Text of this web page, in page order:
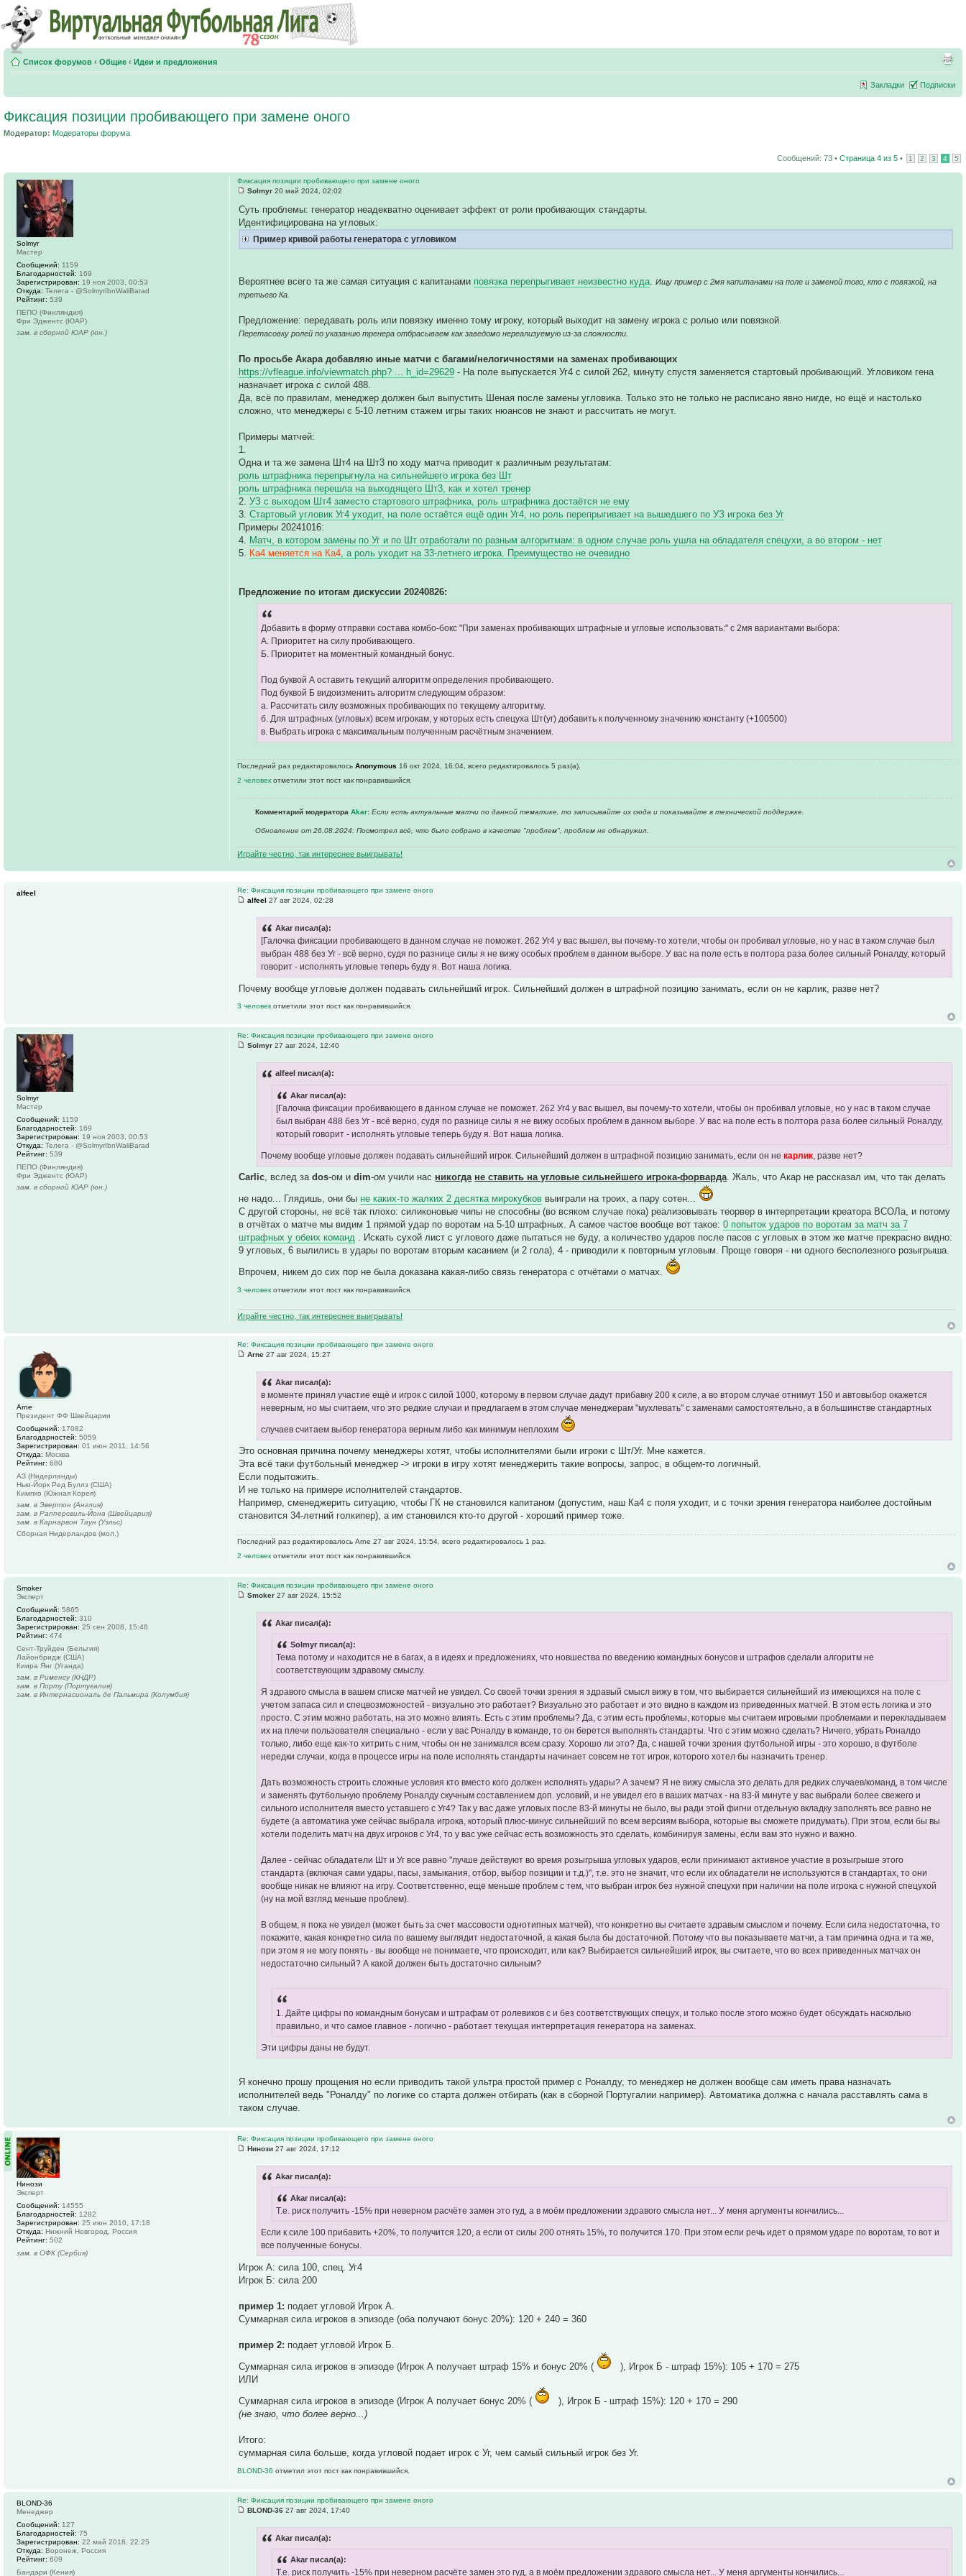
Список форумов ‹ Общие ‹ Идеи и предложения
Закладки Подписки
Фиксация позиции пробивающего при замене оного
Модератор: Модераторы форума
Сообщений: 73 • Страница 4 из 5 • 1 2 3 4 5
Фиксация позиции пробивающего при замене оного
Solmyr 20 май 2024, 02:02
Суть проблемы: генератор неадекватно оценивает эффект от роли пробивающих стандарты.
Идентифицирована на угловых:
Пример кривой работы генератора с угловиком
Вероятнее всего та же самая ситуация с капитанами повязка перепрыгивает неизвестно куда .Ищу пример с 2мя капитанами на поле и заменой того, кто с повязкой, на
третьего Ка.
Предложение: передавать роль или повязку именно тому игроку, который выходит на замену игрока с ролью или повязкой.
Перетасовку ролей по указанию тренера отбрасываем как заведомо нереализуемую из-за сложности.
По просьбе Акара добавляю иные матчи с багами/нелогичностями на заменах пробивающих
https://vfleague.info/viewmatch.php? ... h_id=29629 - На поле выпускается Уг4 с силой 262, минуту спустя заменяется стартовый пробивающий. Угловиком гена
назначает игрока с силой 488.
Да, всё по правилам, менеджер должен был выпустить Шеная после замены угловика. Только это не только не расписано явно нигде, но ещё и настолько
сложно, что менеджеры с 5-10 летним стажем игры таких нюансов не знают и рассчитать не могут.
Примеры матчей:
1.
Одна и та же замена Шт4 на Шт3 по ходу матча приводит к различным результатам:
роль штрафника перепрыгнула на сильнейшего игрока без Шт
роль штрафника перешла на выходящего Шт3, как и хотел тренер
2.УЗ с выходом Шт4 заместо стартового штрафника, роль штрафника достаётся не ему
3.Стартовый угловик Уг4 уходит, на поле остаётся ещё один Уг4, но роль перепрыгивает на вышедшего по УЗ игрока без Уг
Примеры 20241016:
4. Матч, в котором замены по Уг и по Шт отработали по разным алгоритмам: в одном случае роль ушла на обладателя спецухи, а во втором - нет
5. Ка4 меняется на Ка4 , а роль уходит на 33-летнего игрока. Преимущество не очевидно
Предложение по итогам дискуссии 20240826:
Добавить в форму отправки состава комбо-бокс "При заменах пробивающих штрафные и угловые использовать:" с 2мя вариантами выбора:
А. Приоритет на силу пробивающего.
Б. Приоритет на моментный командный бонус.
Под буквой А оставить текущий алгоритм определения пробивающего.
Под буквой Б видоизменить алгоритм следующим образом:
а. Рассчитать силу возможных пробивающих по текущему алгоритму.
б. Для штрафных (угловых) всем игрокам, у которых есть спецуха Шт(уг) добавить к полученному значению константу (+100500)
в. Выбрать игрока с максимальным полученным расчётным значением.
Последний раз редактировалосьAnonymous 16 окт 2024, 16:04, всего редактировалось 5 раз(а).
2 человекотметили этот пост как понравившийся.
Комментарий модератораAkar: Если есть актуальные матчи по данной тематике, то записывайте их сюда и показывайте в технической поддержке.
Обновление от 26.08.2024: Посмотрел всё, что было собрано в качестве "проблем", проблем не обнаружил.
Играйте честно, так интереснее выигрывать!
Solmyr
Мастер
Сообщений: 1159
Благодарностей: 169
Зарегистрирован: 19 ноя 2003, 00:53
Откуда: Телега - @SolmyrIbnWaliBarad
Рейтинг: 539
ПЕПО (Финляндия)
Фри Эджентс (ЮАР)
зам. в сборной ЮАР (юн.)
Re: Фиксация позиции пробивающего при замене оного
alfeel 27 авг 2024, 02:28
Akar писал(а):
[Галочка фиксации пробивающего в данном случае не поможет. 262 Уг4 у вас вышел, вы почему-то хотели, чтобы он пробивал угловые, но у нас в таком случае был
выбран 488 без Уг - всё верно, судя по разнице силы я не вижу особых проблем в данном выборе. У вас на поле есть в полтора раза более сильный Роналду, который
говорит - исполнять угловые теперь буду я. Вот наша логика.
Почему вообще угловые должен подавать сильнейший игрок. Сильнейший должен в штрафной позицию занимать, если он не карлик, разве нет?
3 человекотметили этот пост как понравившийся.
alfeel
Re: Фиксация позиции пробивающего при замене оного
Solmyr 27 авг 2024, 12:40
alfeel писал(а):
Akar писал(а):
[Галочка фиксации пробивающего в данном случае не поможет. 262 Уг4 у вас вышел, вы почему-то хотели, чтобы он пробивал угловые, но у нас в таком случае
был выбран 488 без Уг - всё верно, судя по разнице силы я не вижу особых проблем в данном выборе. У вас на поле есть в полтора раза более сильный Роналду,
который говорит - исполнять угловые теперь буду я. Вот наша логика.
Почему вообще угловые должен подавать сильнейший игрок. Сильнейший должен в штрафной позицию занимать, если он некарлик , разве нет?
Carlic , вслед заdos-ом иdim-ом учили нас никогда не ставить на угловые сильнейшего игрока-форварда . Жаль, что Акар не рассказал им, что так делать
не надо... Глядишь, они бы не каких-то жалких 2 десятка мирокубков выиграли на троих, а пару сотен...
С другой стороны, не всё так плохо: силиконовые чипы не способны (во всяком случае пока) реализовывать теорвер в интерпретации креатора ВСОЛа, и потому
в отчётах о матче мы видим 1 прямой удар по воротам на 5-10 штрафных. А самое частое вообще вот такое:0 попыток ударов по воротам за матч за 7
штрафных у обеих команд . Искать сухой лист с углового даже пытаться не буду, а количество ударов после пасов с угловых в этом же матче прекрасно видно:
9 угловых, 6 вылились в удары по воротам вторым касанием (и 2 гола), 4 - приводили к повторным угловым. Проще говоря - ни одного бесполезного розыгрыша.
Впрочем, никем до сих пор не была доказана какая-либо связь генератора с отчётами о матчах.
3 человекотметили этот пост как понравившийся.
Играйте честно, так интереснее выигрывать!
Solmyr
Мастер
Сообщений: 1159
Благодарностей: 169
Зарегистрирован: 19 ноя 2003, 00:53
Откуда: Телега - @SolmyrIbnWaliBarad
Рейтинг: 539
ПЕПО (Финляндия)
Фри Эджентс (ЮАР)
зам. в сборной ЮАР (юн.)
Re: Фиксация позиции пробивающего при замене оного
Arne 27 авг 2024, 15:27
Akar писал(а):
в моменте принял участие ещё и игрок с силой 1000, которому в первом случае дадут прибавку 200 к силе, а во втором случае отнимут 150 и автовыбор окажется
неверным, но мы считаем, что это редкие случаи и предлагаем в этом случае менеджерам "мухлевать" с заменами самостоятельно, а в большинстве стандартных
случаев считаем выбор генератора верным либо как минимум неплохим
Это основная причина почему менеджеры хотят, чтобы исполнителями были игроки с Шт/Уг. Мне кажется.
Эта всё таки футбольный менеджер -> игроки в игру хотят менеджерить такие вопросы, запрос, в общем-то логичный.
Если подытожить.
И не только на примере исполнителей стандартов.
Например, сменеджерить ситуацию, чтобы ГК не становился капитаном (допустим, наш Ка4 с поля уходит, и с точки зрения генератора наиболее достойным
становится 34-летний голкипер), а им становился кто-то другой - хороший пример тоже.
Последний раз редактировалось Arne 27 авг 2024, 15:54, всего редактировалось 1 раз.
2 человекотметили этот пост как понравившийся.
Arne
Президент ФФ Швейцарии
Сообщений: 17082
Благодарностей: 5059
Зарегистрирован: 01 июн 2011, 14:56
Откуда: Москва
Рейтинг: 680
АЗ (Нидерланды)
Нью-Йорк Ред Буллз (США)
Кимпхо (Южная Корея)
зам. в Эвертон (Англия)
зам. в Рапперсвиль-Йона (Швейцария)
зам. в Карнарвон Таун (Уэльс)
Сборная Нидерландов (мол.)
Re: Фиксация позиции пробивающего при замене оного
Smoker 27 авг 2024, 15:52
Akar писал(а):
Solmyr писал(а):
Тема потому и находится не в багах, а в идеях и предложениях, что новшества по введению командных бонусов и штрафов сделали алгоритм не
соответствующим здравому смыслу.
Я здравого смысла в вашем списке матчей не увидел. Со своей точки зрения я здравый смысл вижу в том, что выбирается сильнейший из имеющихся на поле с
учетом запаса сил и спецвозможностей - визуально это работает? Визуально это работает и это видно в каждом из приведенных матчей. В этом есть логика и это
просто. С этим можно работать, на это можно влиять. Есть с этим проблемы? Да, с этим есть проблемы, которые мы считаем игровыми проблемами и перекладываем
их на плечи пользователя специально - если у вас Роналду в команде, то он берется выполнять стандарты. Что с этим можно сделать? Ничего, убрать Роналдо
только, либо еще как-то хитрить с ним, чтобы он не занимался всем сразу. Хорошо ли это? Да, с нашей точки зрения футбольной игры - это хорошо, в футболе
нередки случаи, когда в процессе игры на поле исполнять стандарты начинает совсем не тот игрок, которого хотел бы назначить тренер.
Дать возможность строить сложные условия кто вместо кого должен исполнять удары? А зачем? Я не вижу смысла это делать для редких случаев/команд, в том числе
и заменять футбольную проблему Роналду скучным составлением доп. условий, и не увидел его в ваших матчах - на 83-й минуте у вас выбрали более свежего и
сильного исполнителя вместо уставшего с Уг4? Так у вас даже угловых после 83-й минуты не было, вы ради этой фигни отдельную вкладку заполнять все равно не
будете (а автоматика уже сейчас выбрала игрока, который плюс-минус сильнейший по всем версиям выбора, которые вы сможете придумать). При этом, если бы вы
хотели поделить матч на двух игроков с Уг4, то у вас уже сейчас есть возможность это сделать, комбинируя замены, если вам это нужно и важно.
Далее - сейчас обладатели Шт и Уг все равно "лучше действуют во время розыгрыша угловых ударов, если принимают активное участие в розыгрыше этого
стандарта (включая сами удары, пасы, замыкания, отбор, выбор позиции и т.д.)", т.е. это не значит, что если их обладатели не используются в стандартах, то они
вообще никак не влияют на игру. Соответственно, еще меньше проблем с тем, что выбран игрок без нужной спецухи при наличии на поле игрока с нужной спецухой
(ну на мой взгляд меньше проблем).
В общем, я пока не увидел (может быть за счет массовости однотипных матчей), что конкретно вы считаете здравым смыслом и почему. Если сила недостаточна, то
покажите, какая конкретно сила по вашему выглядит недостаточной, а какая была бы достаточной. Потому что вы показываете матчи, а там причина одна и та же,
при этом я не могу понять - вы вообще не понимаете, что происходит, или как? Выбирается сильнейший игрок, вы считаете, что во всех приведенных матчах он
недостаточно сильный? А какой должен быть достаточно сильным?
1. Дайте цифры по командным бонусам и штрафам от ролевиков с и без соответствующих спецух, и только после этого можно будет обсуждать насколько
правильно, и что самое главное - логично - работает текущая интерпретация генератора на заменах.
Эти цифры даны не будут.
Я конечно прошу прощения но если приводить такой ультра простой пример с Роналду, то менеджер не должен вообще сам иметь права назначать
исполнителей ведь "Роналду" по логике со старта должен отбирать (как в сборной Португалии например). Автоматика должна с начала расставлять сама в
таком случае.
Smoker
Эксперт
Сообщений: 5865
Благодарностей: 310
Зарегистрирован: 25 сен 2008, 15:48
Рейтинг: 474
Сент-Труйден (Бельгия)
Лайонбридж (США)
Киира Янг (Уганда)
зам. в Рименсу (КНДР)
зам. в Порту (Португалия)
зам. в Интернасиональ де Пальмира (Колумбия)
Re: Фиксация позиции пробивающего при замене оного
Нинози 27 авг 2024, 17:12
Akar писал(а):
Akar писал(а):
Т.е. риск получить -15% при неверном расчёте замен это гуд, а в моём предложении здравого смысла нет... У меня аргументы кончились...
Если к силе 100 прибавить +20%, то получится 120, а если от силы 200 отнять 15%, то получится 170. При этом если речь идет о прямом ударе по воротам, то вот и
все полученные бонусы.
Игрок А: сила 100, спец. Уг4
Игрок Б: сила 200
пример 1: подает угловой Игрок А.
Суммарная сила игроков в эпизоде (оба получают бонус 20%): 120 + 240 = 360
пример 2: подает угловой Игрок Б.
Суммарная сила игроков в эпизоде (Игрок А получает штраф 15% и бонус 20% (
), Игрок Б - штраф 15%): 105 + 170 = 275
ИЛИ
Суммарная сила игроков в эпизоде (Игрок А получает бонус 20% (
), Игрок Б - штраф 15%): 120 + 170 = 290
(не знаю, что более верно...)
Итого:
суммарная сила больше, когда угловой подает игрок с Уг, чем самый сильный игрок без Уг.
BLOND-36отметил этот пост как понравившийся.
Нинози
Эксперт
Сообщений: 14555
Благодарностей: 1282
Зарегистрирован: 25 июн 2010, 17:18
Откуда: Нижний Новгород, Россия
Рейтинг: 502
зам. в ОФК (Сербия)
Re: Фиксация позиции пробивающего при замене оного
BLOND-36 27 авг 2024, 17:40
Akar писал(а):
Akar писал(а):
Т.е. риск получить -15% при неверном расчёте замен это гуд, а в моём предложении здравого смысла нет... У меня аргументы кончились...
BLOND-36
Менеджер
Сообщений: 127
Благодарностей: 75
Зарегистрирован: 22 май 2018, 22:25
Откуда: Воронеж, Россия
Рейтинг: 609
Бандари (Кения)